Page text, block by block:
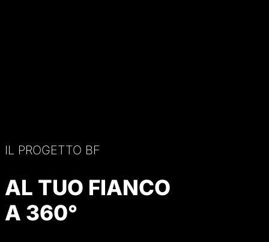
IL PROGETTO BF
AL TUO FIANCO
A 360°